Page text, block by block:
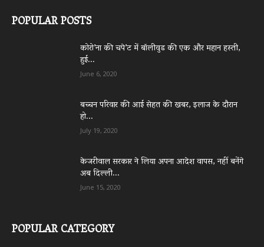
POPULAR POSTS
कोरो’ना की चपे’ट में बॉलीवुड की एक और महान हस्ती,
हुई...
June 6, 2020
बच्चन परिवार की आई सेहत की खबर, इलाज के दौरान
हो...
July 19, 2020
केजरीवाल सरकार ने लिया अपना आदेश वापस, नहीं बनेंगे
अब दिल्ली...
June 15, 2020
POPULAR CATEGORY